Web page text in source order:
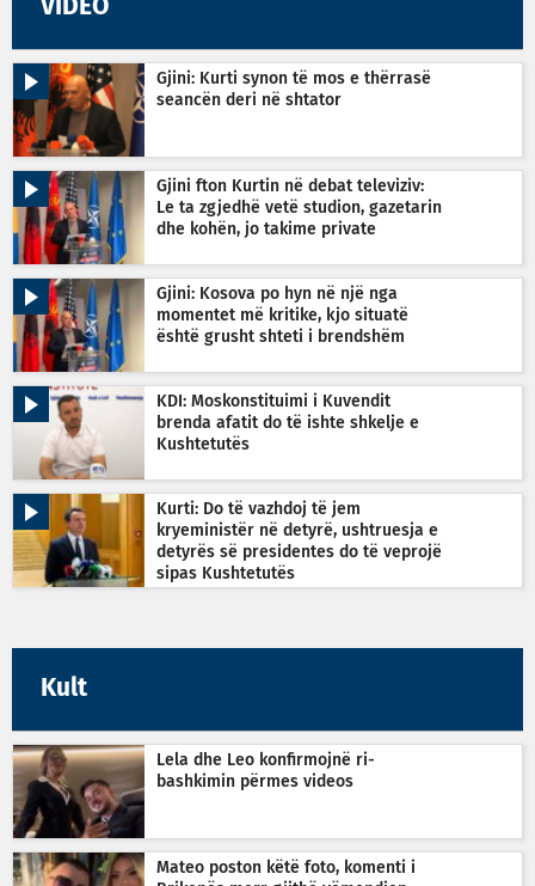
VIDEO
Gjini: Kurti synon të mos e thërrasë
seancën deri në shtator
Gjini fton Kurtin në debat televiziv:
Le ta zgjedhë vetë studion, gazetarin
dhe kohën, jo takime private
Gjini: Kosova po hyn në një nga
momentet më kritike, kjo situatë
është grusht shteti i brendshëm
KDI: Moskonstituimi i Kuvendit
brenda afatit do të ishte shkelje e
Kushtetutës
Kurti: Do të vazhdoj të jem
kryeministër në detyrë, ushtruesja e
detyrës së presidentes do të veprojë
sipas Kushtetutës
Kult
Lela dhe Leo konfirmojnë ri-
bashkimin përmes videos
Mateo poston këtë foto, komenti i